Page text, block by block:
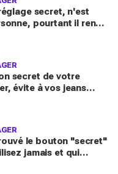
secret, n'est
pourtant il rend
croustillantes
secret de votre
évite à vos jeans
gris
le bouton "secret"
jamais et qui
à la perfection